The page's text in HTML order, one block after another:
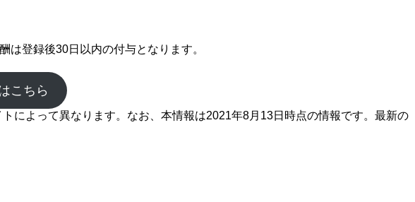
登録後30日以内の付与となります。
こちら
によって異なります。なお、本情報は2021年8月13日時点の情報です。最新の